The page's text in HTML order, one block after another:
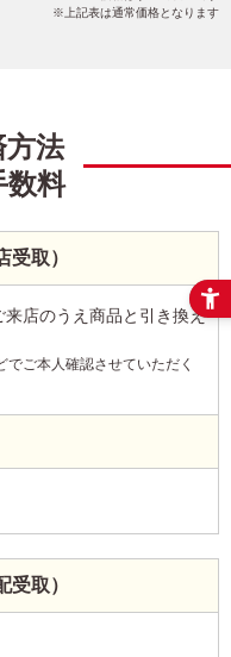
上記表は通常価格となります
方法
数料
受取）
店のうえ商品と引き換え
ご本人確認させていただく
受取）